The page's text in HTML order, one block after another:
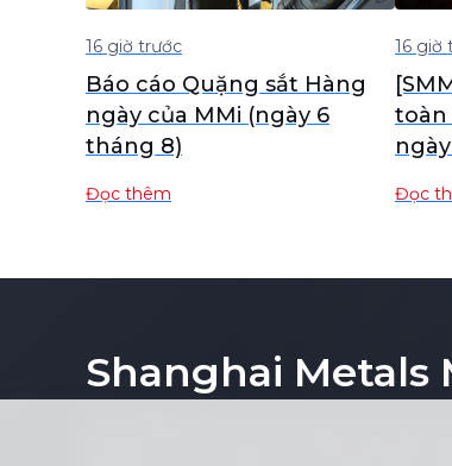
16 giờ trước
Báo cáo Quặng sắt Hàng
ngày của MMi (ngày 6
tháng 8)
Đọc thêm
16 giờ
toàn
Đọc
Shanghai Metals